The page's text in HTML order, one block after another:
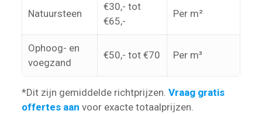
Natuursteen
€30,- tot
€65,-
Per m²
Ophoog- en
voegzand
€50,- tot €70 Per m³
*Dit zijn gemiddelde richtprijzen. Vraag gratis
offertes aan voor exacte totaalprijzen.